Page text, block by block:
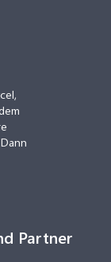
Partner